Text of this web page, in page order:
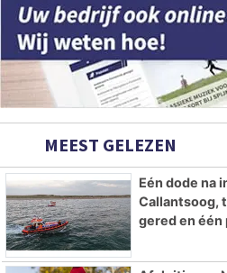
MEEST GELEZEN
Eén dode na
Callantsoog,
gered en